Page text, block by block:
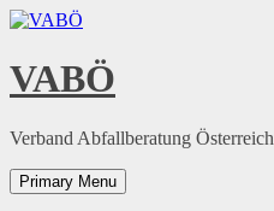
Skip
content
VABÖ
Verband Abfallberatung Österreich
Primary Menu